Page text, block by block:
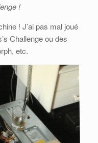
!
! J’ai pas mal joué
Challenge ou des
etc.